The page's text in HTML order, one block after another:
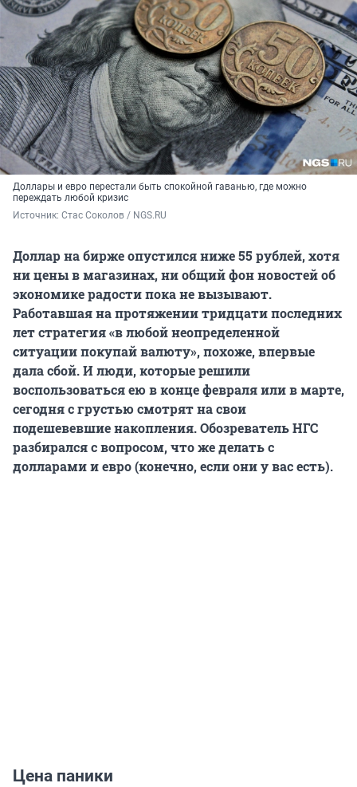
Доллары и евро перестали быть спокойной гаванью, где можно
переждать любой кризис
Источник: Стас Соколов / NGS.RU
Доллар на бирже опустился ниже 55 рублей, хотя
ни цены в магазинах, ни общий фон новостей об
экономике радости пока не вызывают.
Работавшая на протяжении тридцати последних
лет стратегия «в любой неопределенной
ситуации покупай валюту», похоже, впервые
дала сбой. И люди, которые решили
воспользоваться ею в конце февраля или в марте,
сегодня с грустью смотрят на свои
подешевевшие накопления. Обозреватель НГС
разбирался с вопросом, что же делать с
долларами и евро (конечно, если они у вас есть).
Цена паники